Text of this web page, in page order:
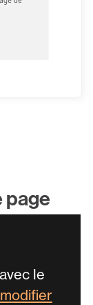
page
le